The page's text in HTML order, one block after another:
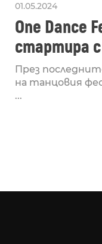
01.05.2024
One Dance
стартира
Lucid,
рейв
През
на танцовия
...